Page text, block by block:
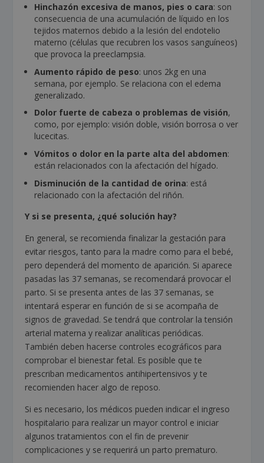
Hinchazón excesiva de manos, pies o cara: son
consecuencia de una acumulación de líquido en los
tejidos maternos debido a la lesión del endotelio
materno (células que recubren los vasos sanguíneos)
que provoca la preeclampsia.
Aumento rápido de peso: unos 2kg en una
semana, por ejemplo. Se relaciona con el edema
generalizado.
Dolor fuerte de cabeza o problemas de visión,
como, por ejemplo: visión doble, visión borrosa o ver
lucecitas.
Vómitos o dolor en la parte alta del abdomen:
están relacionados con la afectación del hígado.
Disminución de la cantidad de orina: está
relacionado con la afectación del riñón.
Y si se presenta, ¿qué solución hay?
En general, se recomienda finalizar la gestación para
evitar riesgos, tanto para la madre como para el bebé,
pero dependerá del momento de aparición. Si aparece
pasadas las 37 semanas, se recomendará provocar el
parto. Si se presenta antes de las 37 semanas, se
intentará esperar en función de si se acompaña de
signos de gravedad. Se tendrá que controlar la tensión
arterial materna y realizar analíticas periódicas.
También deben hacerse controles ecográficos para
comprobar el bienestar fetal. Es posible que te
prescriban medicamentos antihipertensivos y te
recomienden hacer algo de reposo.
Si es necesario, los médicos pueden indicar el ingreso
hospitalario para realizar un mayor control e iniciar
algunos tratamientos con el fin de prevenir
complicaciones y se requerirá un parto prematuro.